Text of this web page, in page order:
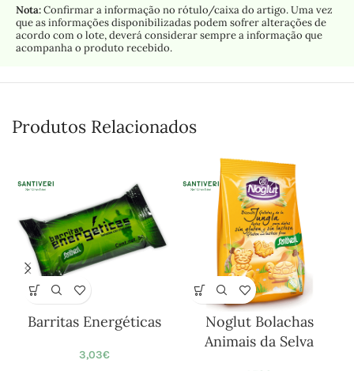
Nota:Confirmar a informação no rótulo/caixa do artigo. Uma vez
que as informações disponibilizadas podem sofrer alterações de
acordo com o lote, deverá considerar sempre a informação que
acompanha o produto recebido.
Produtos Relacionados
Barritas Energéticas
3,03€
Noglut Bolachas
Animais da Selva